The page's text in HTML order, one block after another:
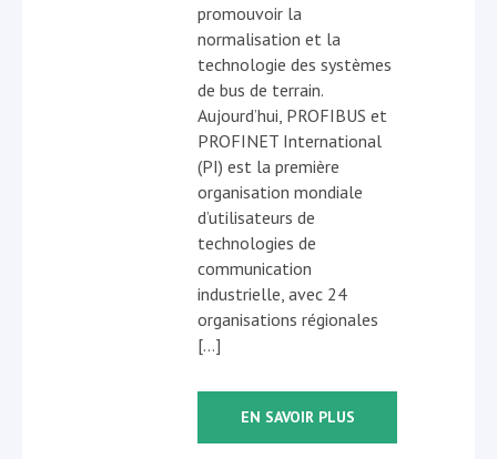
promouvoir la
normalisation et la
technologie des systèmes
de bus de terrain.
Aujourd’hui, PROFIBUS et
PROFINET International
(PI) est la première
organisation mondiale
d’utilisateurs de
technologies de
communication
industrielle, avec 24
organisations régionales
[…]
EN SAVOIR PLUS